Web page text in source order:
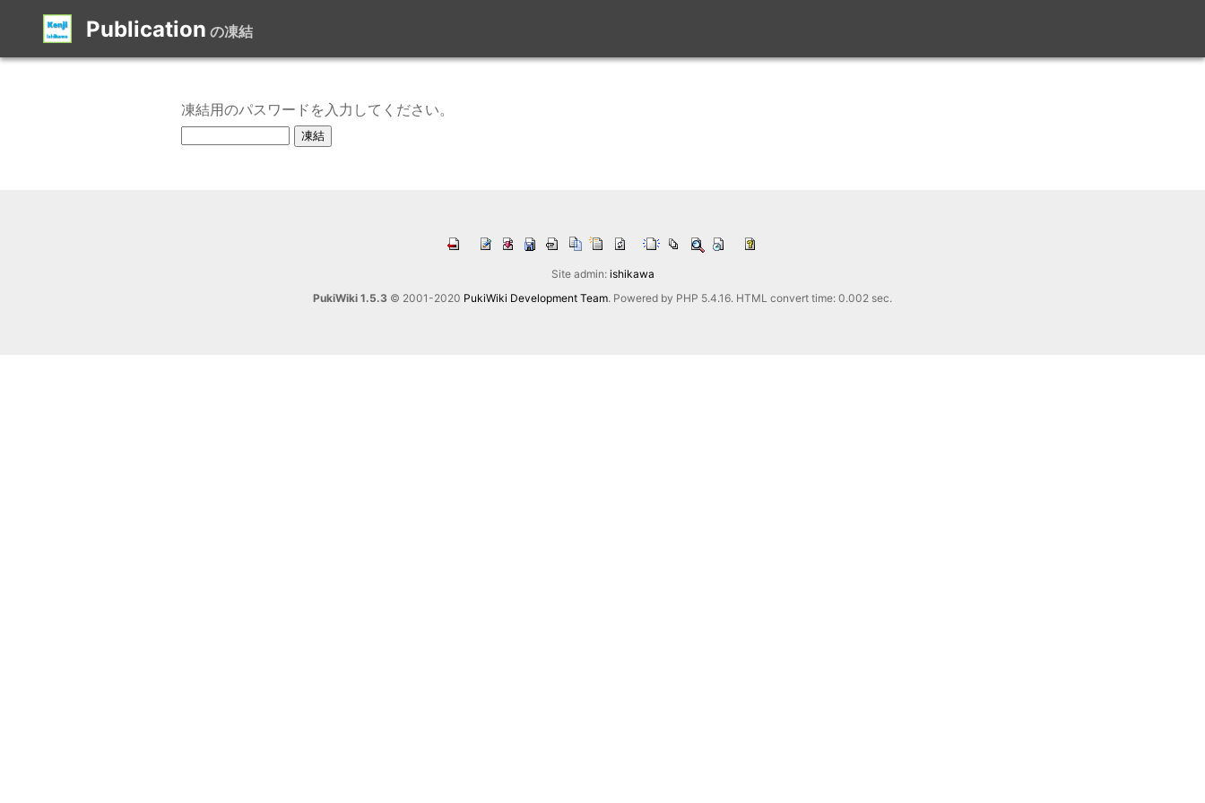
Publication の凍結
凍結用のパスワードを入力してください。
Site admin: ishikawa
PukiWiki 1.5.3 © 2001-2020 PukiWiki Development Team. Powered by PHP 5.4.16. HTML convert time: 0.002 sec.